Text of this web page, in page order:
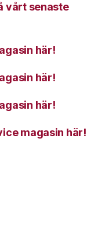
vårt senaste
här!
här!
här!
magasin här!